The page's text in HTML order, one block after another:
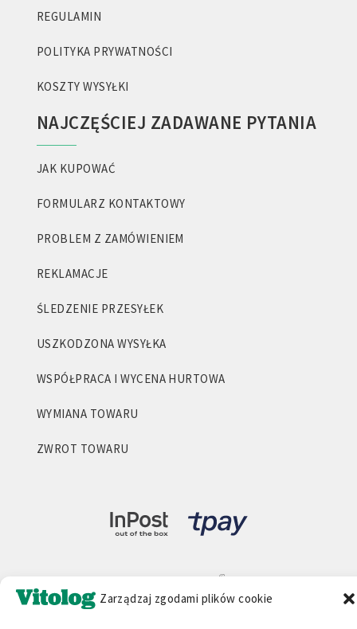
Zarządzaj zgodami plików cookie
REGULAMIN
POLITYKA PRYWATNOŚCI
KOSZTY WYSYŁKI
NAJCZĘŚCIEJ ZADAWANE PYTANIA
JAK KUPOWAĆ
FORMULARZ KONTAKTOWY
PROBLEM Z ZAMÓWIENIEM
REKLAMACJE
ŚLEDZENIE PRZESYŁEK
USZKODZONA WYSYŁKA
WSPÓŁPRACA I WYCENA HURTOWA
WYMIANA TOWARU
ZWROT TOWARU